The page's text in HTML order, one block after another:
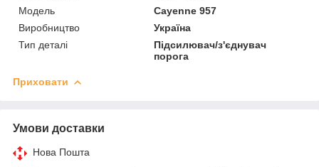
Мoдель
Cayenne 957
Виробництво
Україна
Тип деталі
Підсилювач/з'єднувач
порога
Приховати
Умови доставки
Нова Пошта